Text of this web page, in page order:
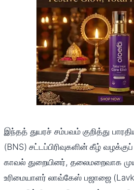
இந்தத் துயரச் சம்பவம் குறித்து
(BNS) சட்டப்பிரிவுகளின் கீழ்
காவல் துறையினர், தலைமறைவாக
உரிமையாளர் லாவ்கேஸ் பஜாஜை